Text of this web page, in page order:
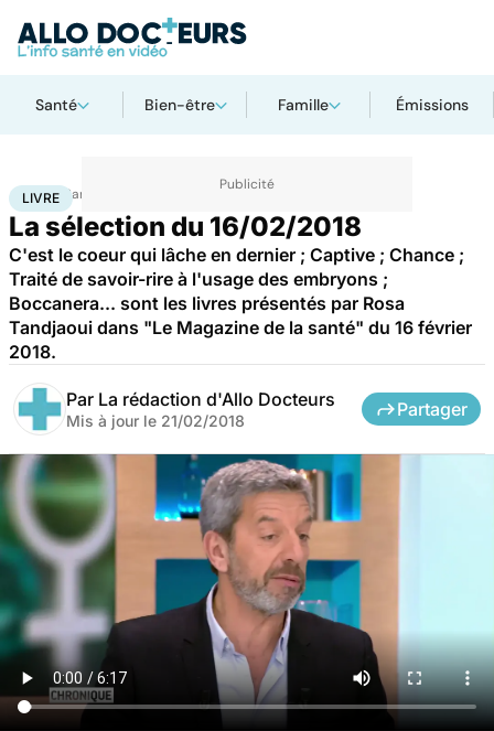
Santé Bien-être Famille Émissions
Accueil Santé
LIVRE
La sélection du 16/02/2018
C'est le coeur qui lâche en dernier ; Captive ; Chance ;
Traité de savoir-rire à l'usage des embryons ;
Boccanera... sont les livres présentés par Rosa
Tandjaoui dans "Le Magazine de la santé" du 16 février
2018.
Par La rédaction d'Allo Docteurs
Mis à jour le 21/02/2018
Partager